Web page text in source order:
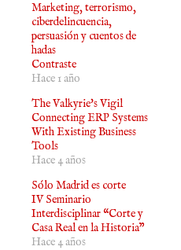
Marketing, terrorismo,
ciberdelincuencia,
persuasión y cuentos de
hadas
Contraste
Hace 1 año
The Valkyrie's Vigil
Connecting ERP Systems
With Existing Business
Tools
Hace 4 años
Sólo Madrid es corte
IV Seminario
Interdisciplinar “Corte y
Casa Real en la Historia”
Hace 4 años